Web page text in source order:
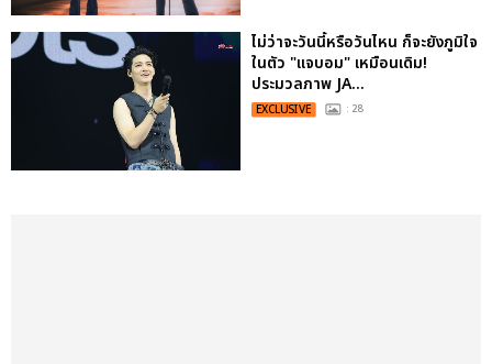
ไม่ว่าจะวันนี้หรือวันไหน ก็จะยังภูมิใจ
ในตัว "แจบอม" เหมือนเดิม!
ประมวลภาพ JA...
EXCLUSIVE : 28